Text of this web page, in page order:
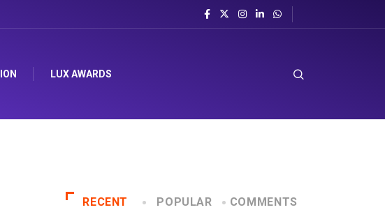
LUX AWARDS
RECENT POPULAR COMMENTS